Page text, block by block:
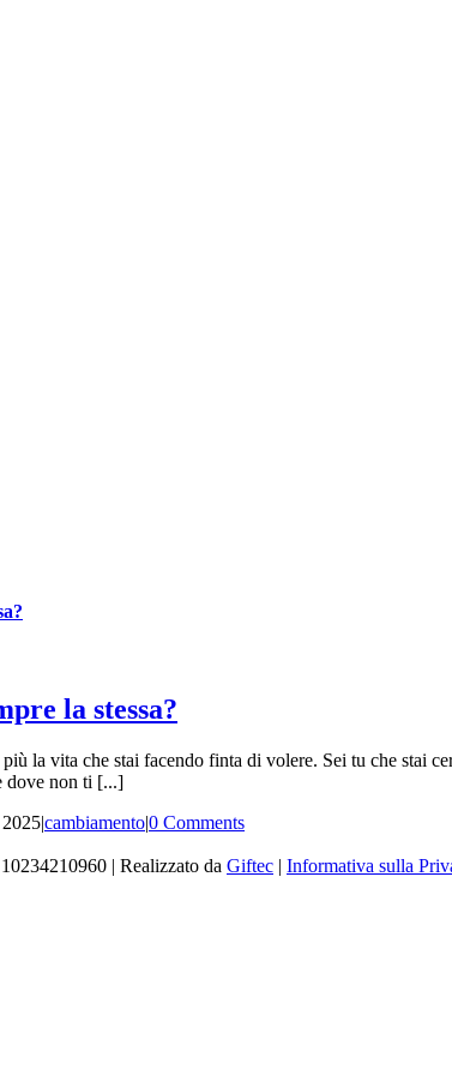
la stessa?
la vita che stai facendo finta di volere. Sei tu che stai
dove non ti [...]
|cambiamento|0 Comments
| Realizzato da Giftec | Informativa sulla